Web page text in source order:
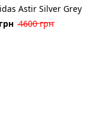
Astir Silver Grey
4600 грн